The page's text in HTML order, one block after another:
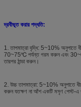
দ্রবীভূত করার পদ্ধতি:
1. তাপমাত্রা বৃদ্ধি: 5~10% অনুপাতে
70~75℃ পর্যন্ত গরম করুন এবং 30~60
তারপর ঠান্ডা করুন।
2. উচ্চ তাপমাত্রা: 5~10% অনুপাতে
করুন যতক্ষণ না আঁশ একটি মসৃণ পেস্ট-এ